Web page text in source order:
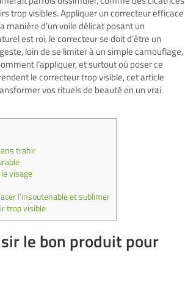
trop visibles. Appliquer un correcteur efficace
d’un voile délicat posant un
est roi, le correcteur se doit d’être un
loin de se limiter à un simple camouflage,
l’appliquer, et surtout où poser ce
le correcteur trop visible, cet article
vos rituels de beauté en un vrai
trahir
visage
l’insoutenable et sublimer
trop visible
le bon produit pour